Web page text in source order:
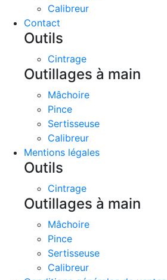
Calibreur
Contact
Outils
Cintrage
Outillages à main
Mâchoire
Pince
Sertisseuse
Calibreur
Mentions légales
Outils
Cintrage
Outillages à main
Mâchoire
Pince
Sertisseuse
Calibreur